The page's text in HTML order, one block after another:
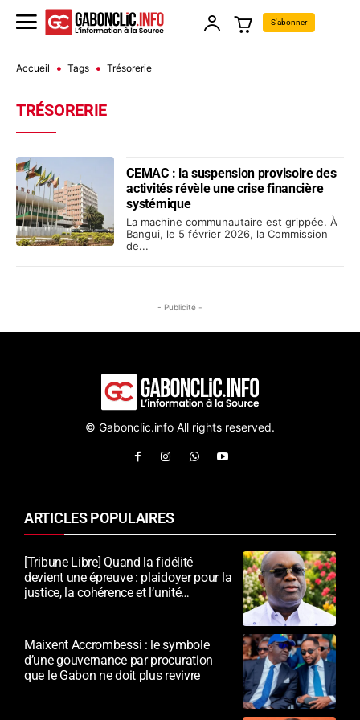
S'abonner
Accueil Tags Trésorerie
TRÉSORERIE
CEMAC : la suspension provisoire des
activités révèle une crise financière
systémique
La machine communautaire est grippée. À
Bangui, le 5 février 2026, la Commission
de...
- Publicité -
© Gabonclic.info All rights reserved.
ARTICLES POPULAIRES
[Tribune Libre] Quand la fidélité
devient une épreuve : plaidoyer pour la
justice, la cohérence et l’unité
Maixent Accrombessi : le symbole
d’une gouvernance par procuration
que le Gabon ne doit plus revivre